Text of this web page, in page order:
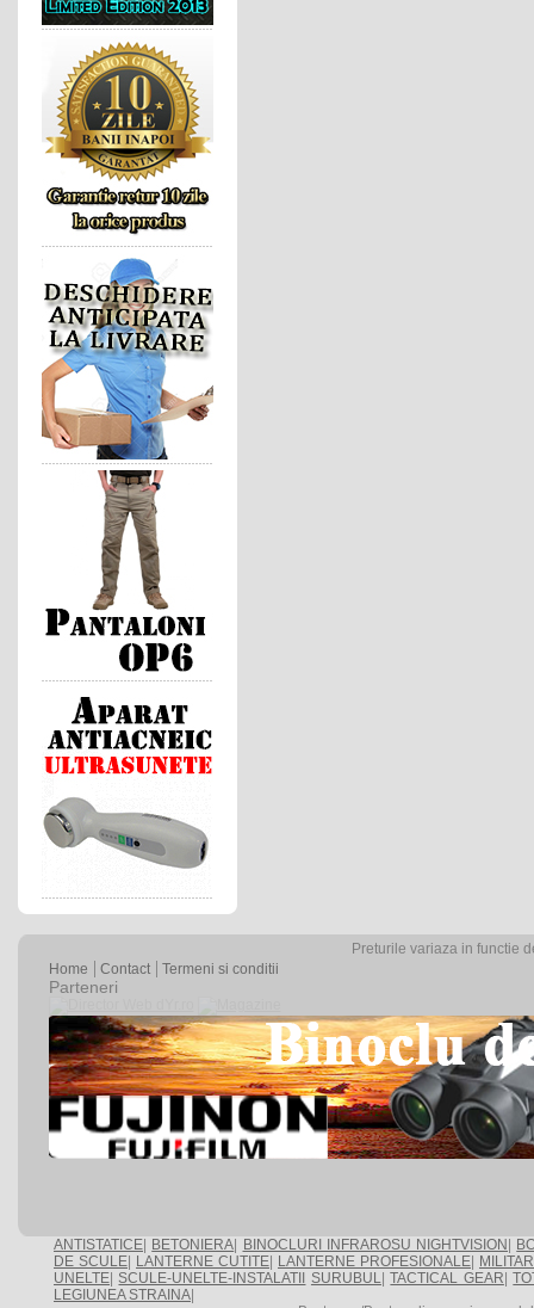
Preturile variaza in functie
Home
Contact Termeni si conditii
Parteneri
ANTISTATICE BETONIERA BINOCLURI INFRAROSU NIGHTVISION
DE SCULE
LANTERNE CUTITE LANTERNE PROFESIONALE
UNELTE SCULE-UNELTE-INSTALATII SURUBUL|TACTICAL GEAR |
LEGIUNEA STRAINA